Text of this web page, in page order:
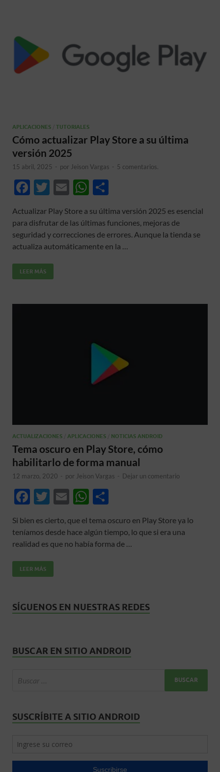
APLICACIONES TUTORIALES
Cómo actualizar Play Store a su última
versión 2025
15 abril, 2025 - por Jeison Vargas - 5 comentarios.
F
e
b
o
o
k
T
itt
er
E
ail
W
at
s
A
m
p
ar
Actualizar Play Store a su última versión 2025 es esencial
para disfrutar de las últimas funciones, mejoras de
seguridad y correcciones de errores. Aunque la tienda se
actualiza automáticamente en la …
LEER MÁS
ACTUALIZACIONES APLICACIONES NOTICIAS ANDROID
Tema oscuro en Play Store, cómo
habilitarlo de forma manual
12 marzo, 2020 - por Jeison Vargas - Dejar un comentario
F
e
b
o
o
T
itt
er
E
ail
W
at
s
m
p
Si bien es cierto, que el tema oscuro en Play Store ya lo
teníamos desde hace algún tiempo, lo que si era una
realidad es que no había forma de …
LEER MÁS
SÍGUENOS EN NUESTRAS REDES
BUSCAR EN SITIO ANDROID
SUSCRÍBITE A SITIO ANDROID